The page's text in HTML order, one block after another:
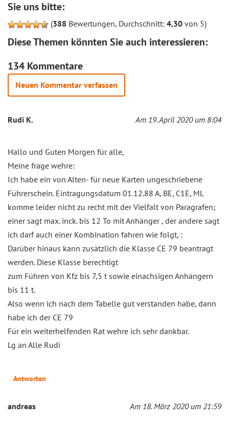
Sie uns bitte:
(388 Bewertungen, Durchschnitt: 4,30 von 5)
Diese Themen könnten Sie auch interessieren:
134 Kommentare
Neuen Kommentar verfassen
Rudi K. Am 19. April 2020 um 8:04
Hallo und Guten Morgen für alle,
Meine frage wehre:
Ich habe ein von Alten- für neue Karten ungeschriebene
Führerschein. Eintragungsdatum 01.12.88 A, BE, C1E, ML
komme leider nicht zu recht mit der Vielfalt von Paragrafen;
einer sagt max. inck. bis 12 To mit Anhänger , der andere sagt
ich darf auch einer Kombination fahren wie folgt, :
Darüber hinaus kann zusätzlich die Klasse CE 79 beantragt
werden. Diese Klasse berechtigt
zum Führen von Kfz bis 7,5 t sowie einachsigen Anhängern
bis 11 t.
Also wenn ich nach dem Tabelle gut verstanden habe, dann
habe ich der CE 79
Für ein weiterhelfenden Rat wehre ich sehr dankbar.
Lg an Alle Rudi
Antworten
andreas Am 18. März 2020 um 21:59